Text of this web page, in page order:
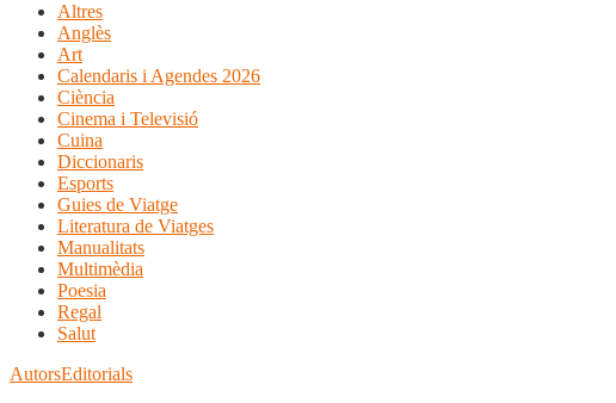
Altres
Anglès
Art
Calendaris i Agendes 2026
Ciència
Cinema i Televisió
Cuina
Diccionaris
Esports
Guies de Viatge
Literatura de Viatges
Manualitats
Multimèdia
Poesia
Regal
Salut
AutorsEditorials